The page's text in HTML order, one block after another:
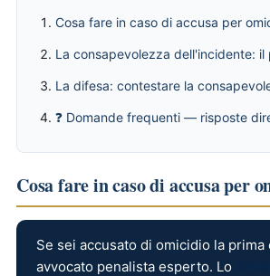
Cosa fare in caso di accusa per
La consapevolezza dell'incidente:
La difesa: contestare la
❓ Domande frequenti — risposte
Cosa fare in caso di accusa per
Se sei accusato di omicidio la
avvocato penalista esperto. Lo